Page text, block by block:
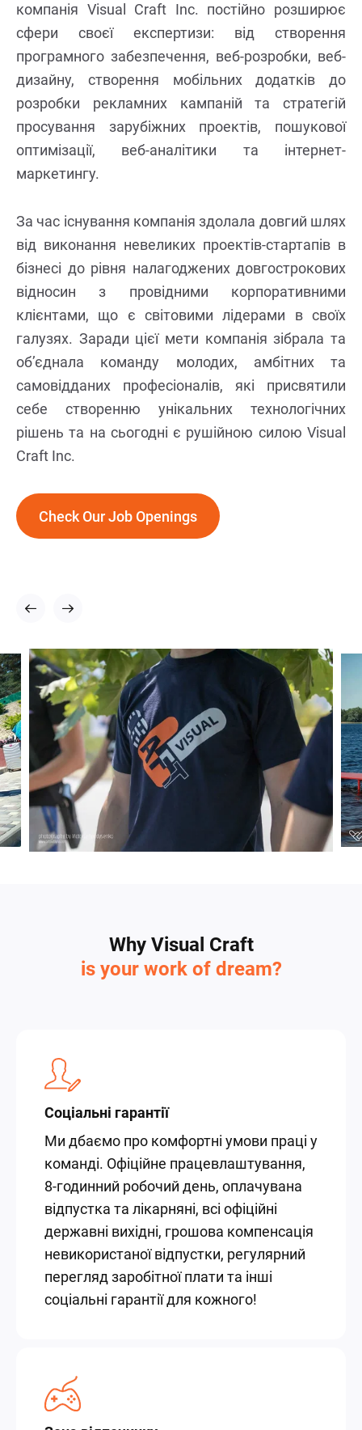
компанія Visual Craft Inc. постійно розширює
сфери своєї експертизи: від створення
програмного забезпечення, веб-розробки, веб-
дизайну, створення мобільних додатків до
розробки рекламних кампаній та стратегій
просування зарубіжних проектів, пошукової
оптимізації, веб-аналітики та інтернет-
маркетингу.
За час існування компанія здолала довгий шлях
від виконання невеликих проектів-стартапів в
бізнесі до рівня налагоджених довгострокових
відносин з провідними корпоративними
клієнтами, що є світовими лідерами в своїх
галузях. Заради цієї мети компанія зібрала та
об’єднала команду молодих, амбітних та
самовідданих професіоналів, які присвятили
себе створенню унікальних технологічних
рішень та на сьогодні є рушійною силою Visual
Craft Inc.
Check Our Job Openings
Why Visual Craft
is your work of dream?
Соціальні гарантії
Ми дбаємо про комфортні умови праці у
команді. Офіційне працевлаштування,
8-годинний робочий день, оплачувана
відпустка та лікарняні, всі офіційні
державні вихідні, грошова компенсація
невикористаної відпустки, регулярний
перегляд заробітної плати та інші
соціальні гарантії для кожного!